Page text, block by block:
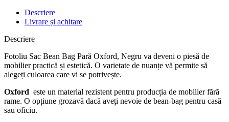
Descriere
Livrare și achitare
Descriere
Fotoliu Sac Bean Bag Pară Oxford, Negru va deveni o piesă de
mobilier practică și estetică. O varietate de nuanțe vă permite să
alegeți culoarea care vi se potrivește.
Oxford este un material rezistent pentru producția de mobilier fără
rame. O opțiune grozavă dacă aveți nevoie de bean-bag pentru casă
sau oficiu.